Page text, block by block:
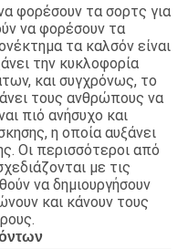
φορέσουν τα σορτς για
να φορέσουν τα
τα καλσόν είναι
την κυκλοφορία
και συγχρόνως, το
τους ανθρώπους να
πιό ανήσυχο και
η οποία αυξάνει
Οι περισσότεροι από
με τις
να δημιουργήσουν
και κάνουν τους